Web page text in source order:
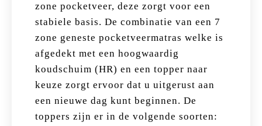
zone pocketveer, deze zorgt voor een
stabiele basis. De combinatie van een 7
zone geneste pocketveermatras welke is
afgedekt met een hoogwaardig
koudschuim (HR) en een topper naar
keuze zorgt ervoor dat u uitgerust aan
een nieuwe dag kunt beginnen. De
toppers zijn er in de volgende soorten: